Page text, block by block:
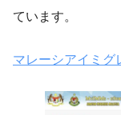
ています。
マレーシアイミグ